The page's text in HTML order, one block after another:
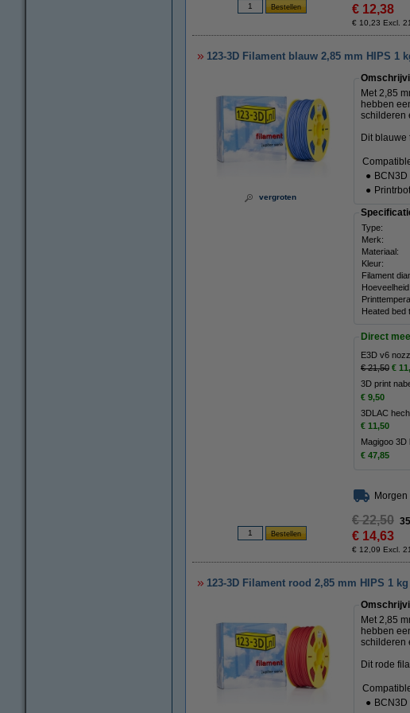
€ 12,38
€ 10,23 Excl.
123-3D Filament blauw 2,85 mm HIPS 1
vergroten
Met 2,85
hebben
schilderen
Dit
● BCN3D
● Printrbot
Type:
Merk:
Materiaal:
Kleur:
Filament
Hoeveelheid:
Heated bed
Direct
E3D v6
€ 21,50 €
3D print
€ 9,50
3DLAC
€ 11,50
Magigoo 3D
€ 47,85
€ 22,50
€ 14,63
€ 12,09 Excl.
123-3D Filament rood 2,85 mm HIPS 1
Met 2,85
hebben
schilderen
Dit rode
● BCN3D